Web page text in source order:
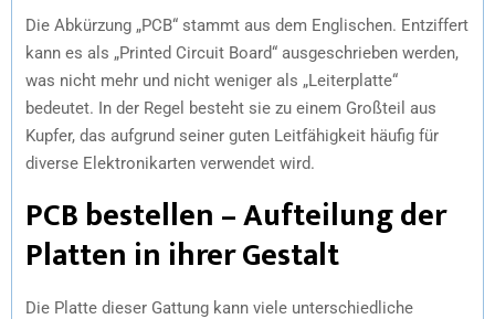
Die Abkürzung „PCB“ stammt aus dem Englischen. Entziffert
kann es als „Printed Circuit Board“ ausgeschrieben werden,
was nicht mehr und nicht weniger als „Leiterplatte“
bedeutet. In der Regel besteht sie zu einem Großteil aus
Kupfer, das aufgrund seiner guten Leitfähigkeit häufig für
diverse Elektronikarten verwendet wird.
PCB bestellen – Aufteilung der
Platten in ihrer Gestalt
Die Platte dieser Gattung kann viele unterschiedliche